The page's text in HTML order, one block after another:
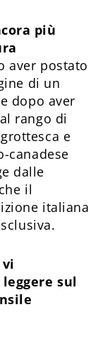
più
aver postato
di un
dopo aver
rango di
e
canadese
dalle
il
italiana
sul